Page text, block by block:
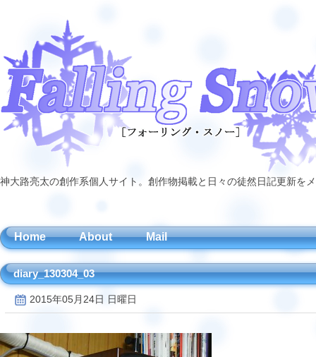
神大路亮太の創作系個人サイト。創作物掲載と日々の徒然日記更新
Home About Mail
diary_130304_03
2015年05月24日 日曜日